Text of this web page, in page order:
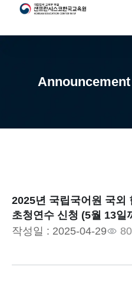
Announcement
2025년 국립국어원 국외
초청연수 신청 (5월 13일
작성일 : 2025-04-29 80